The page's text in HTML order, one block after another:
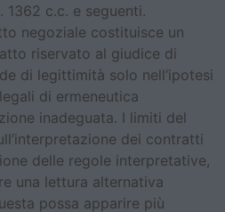
c.c. e seguenti.
negoziale costituisce un
riservato al giudice di
di legittimità solo nell’ipotesi
di ermeneutica
inadeguata. I limiti del
dei contratti
delle regole interpretative,
una lettura alternativa
possa apparire più